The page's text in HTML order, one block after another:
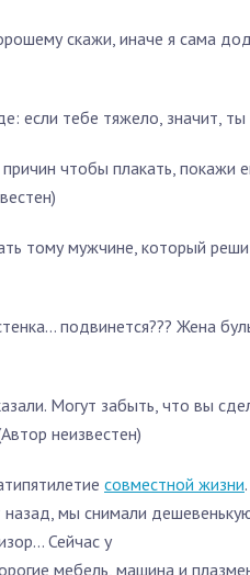
скажи, иначе я сама
если тебе тяжело, значит,
чтобы плакать, покажи
тому мужчине, который
подвинется??? Жена
Могут забыть, что вы
неизвестен)
совместной жизни
мы снимали
Сейчас у
мебель, машина и